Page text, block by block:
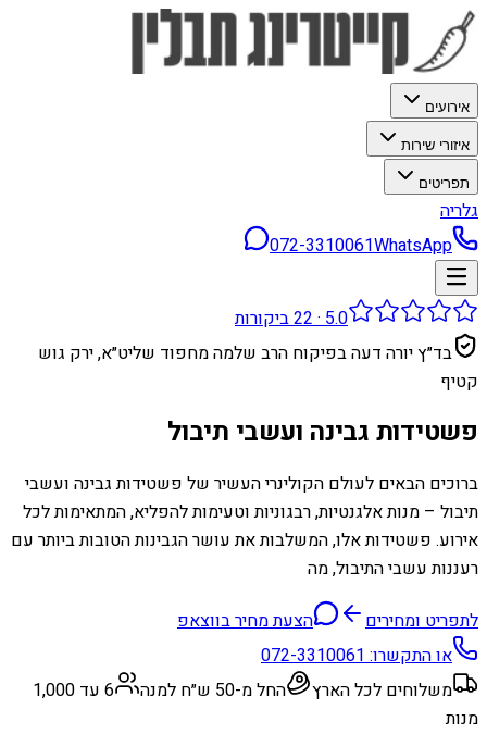
אירועים
איזורי שירות
תפריטים
גלריה
072-3310061WhatsApp
5.0
·
22ביקורות
בד״ץ יורה דעה בפיקוח הרב שלמה מחפוד שליט״א, ירק גוש
קטיף
פשטידות גבינה ועשבי תיבול
ברוכים הבאים לעולם הקולינרי העשיר של פשטידות גבינה ועשבי
תיבול – מנות אלגנטיות, רבגוניות וטעימות להפליא, המתאימות לכל
אירוע. פשטידות אלו, המשלבות את עושר הגבינות הטובות ביותר עם
רעננות עשבי התיבול, מה
לתפריט ומחירים
הצעת מחיר בווצאפ
או התקשרו:072-3310061
משלוחים לכל הארץ
החל מ-50 ש״ח למנה
6 עד 1,000
מנות